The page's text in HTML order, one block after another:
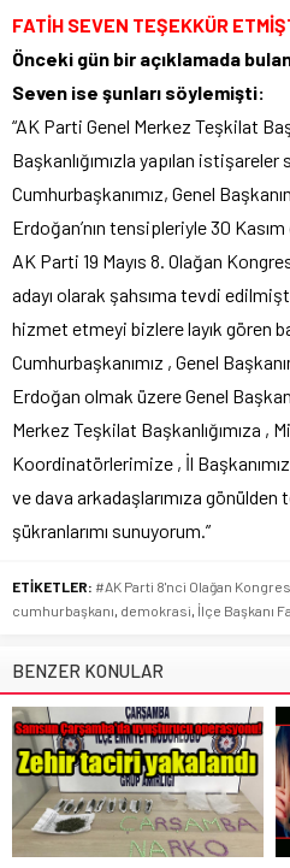
FATİH SEVEN TEŞEKKÜR
Önceki gün bir açıklamada
Seven ise şunları söylemişti:
“AK Parti Genel Merkez Teşkilat
Başkanlığımızla yapılan istişareler
Cumhurbaşkanımız, Genel
Erdoğan’nın tensipleriyle 30
AK Parti 19 Mayıs 8. Olağan
adayı olarak şahsıma tevdi
hizmet etmeyi bizlere layık gören
Cumhurbaşkanımız , Genel
Erdoğan olmak üzere Genel Başkan
Merkez Teşkilat Başkanlığımıza ,
Koordinatörlerimize , İl
ve dava arkadaşlarımıza
şükranlarımı sunuyorum.”
ETİKETLER: #AK Parti 8'nci Olağan
cumhurbaşkanı demokrasi İlçe Başkanı
BENZER KONULAR